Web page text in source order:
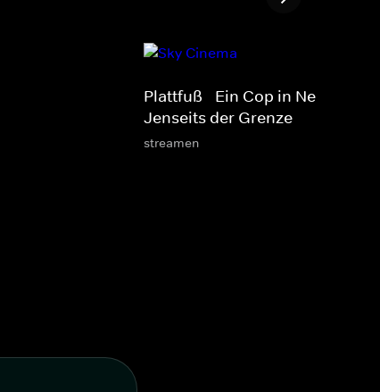
Plattfuß - Ein Cop in Neapel:
Jenseits der Grenze
streamen